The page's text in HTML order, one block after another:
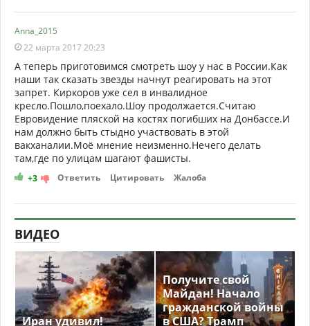
Anna_2015
22 марта 2017 20:23
А теперь приготовимся смотреть шоу у нас в России.Как
наши так сказать звезды начнут реагировать на этот
запрет. Киркоров уже сел в инвалидное
кресло.Пошло,поехало.Шоу продолжается.Считаю
Евровидение пляской на костях погибших на Донбассе.И
нам должно быть стыдно участвовать в этой
вакханалии.Моё мнение неизменно.Нечего делать
там,где по улицам шагают фашисты.
+3 Ответить Цитировать Жалоба
ВИДЕО
Иран удивил!
Получите свой
Майдан! Начало
гражданской войны
в США? Трамп